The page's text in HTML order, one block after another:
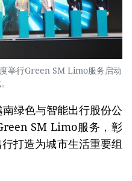
举行Green SM Limo服务启动
绿色与智能出行股份公
SM Limo服务，彰
打造为城市生活重要组